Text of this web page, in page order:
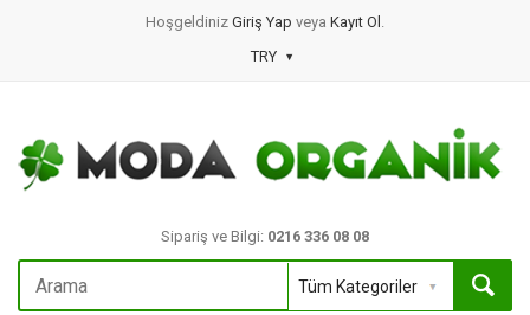
Hoşgeldiniz Giriş Yap veya Kayıt Ol .
TRY
Sipariş ve Bilgi: 0216 336 08 08